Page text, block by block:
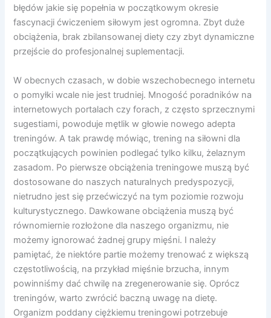
błędów jakie się popełnia w początkowym okresie
fascynacji ćwiczeniem siłowym jest ogromna. Zbyt duże
obciążenia, brak zbilansowanej diety czy zbyt dynamiczne
przejście do profesjonalnej suplementacji.
W obecnych czasach, w dobie wszechobecnego internetu
o pomyłki wcale nie jest trudniej. Mnogość poradników na
internetowych portalach czy forach, z często sprzecznymi
sugestiami, powoduje mętlik w głowie nowego adepta
treningów. A tak prawdę mówiąc, trening na siłowni dla
początkujących powinien podlegać tylko kilku, żelaznym
zasadom. Po pierwsze obciążenia treningowe muszą być
dostosowane do naszych naturalnych predyspozycji,
nietrudno jest się przećwiczyć na tym poziomie rozwoju
kulturystycznego. Dawkowane obciążenia muszą być
równomiernie rozłożone dla naszego organizmu, nie
możemy ignorować żadnej grupy mięśni. I należy
pamiętać, że niektóre partie możemy trenować z większą
częstotliwością, na przykład mięśnie brzucha, innym
powinniśmy dać chwilę na zregenerowanie się. Oprócz
treningów, warto zwrócić baczną uwagę na dietę.
Organizm poddany ciężkiemu treningowi potrzebuje